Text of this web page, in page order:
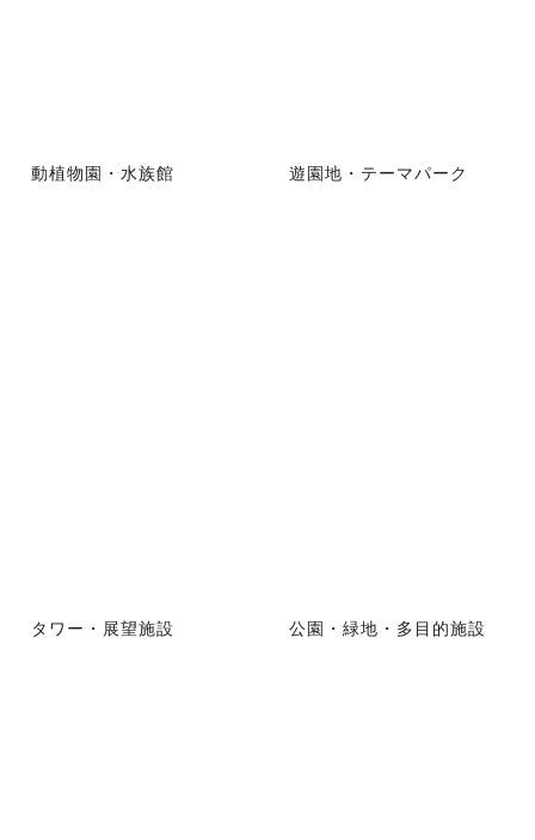
動植物園・水族館 遊園地・テーマパーク
タワー・展望施設 公園・緑地・多目的施設